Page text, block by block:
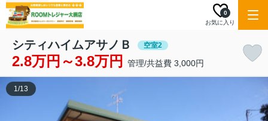
お気に入り
0
シティハイムアサノＢ 空室2
2.8万円～3.8万円 管理/共益費 3,000円
1/13